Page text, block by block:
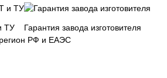
ТУ Гарантия завода изготовителя